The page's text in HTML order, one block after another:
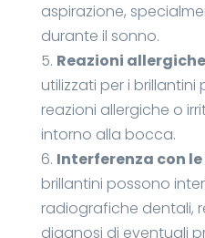
aspirazione,
durante il sonno.
5. Reazioni allergiche
utilizzati per i
reazioni allergiche o
intorno alla bocca.
6. Interferenza con
brillantini possono
radiografiche dentali,
diagnosi di eventuali